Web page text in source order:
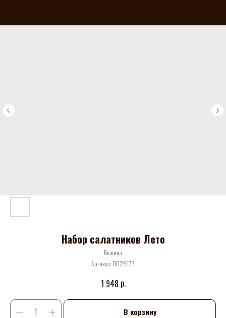
Набор салатников Лето
Былина
Артикул: П025173
1 948 р.
В корзину